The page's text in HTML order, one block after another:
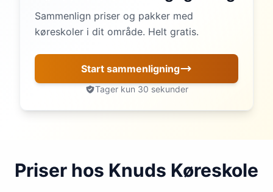
Sammenlign priser og pakker med
køreskoler i dit område. Helt gratis.
Start sammenligning
Tager kun 30 sekunder
Priser hos Knuds Køreskole